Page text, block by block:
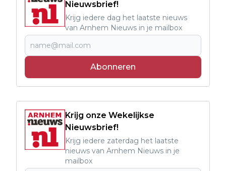
Nieuwsbrief!
Krijg iedere dag het laatste nieuws
van Arnhem Nieuws in je mailbox
Abonneren
Krijg onze Wekelijkse
Nieuwsbrief!
Krijg iedere zaterdag het laatste
nieuws van Arnhem Nieuws in je
mailbox